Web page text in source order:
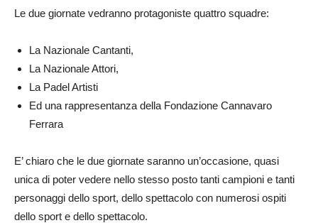
Le due giornate vedranno protagoniste quattro squadre:
La Nazionale Cantanti,
La Nazionale Attori,
La Padel Artisti
Ed una rappresentanza della Fondazione Cannavaro
Ferrara
E’ chiaro che le due giornate saranno un’occasione, quasi
unica di poter vedere nello stesso posto tanti campioni e tanti
personaggi dello sport, dello spettacolo con numerosi ospiti
dello sport e dello spettacolo.